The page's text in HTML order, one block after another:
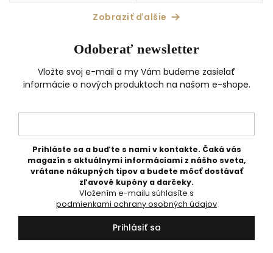
aróma lampy, kamene a
Zobraziť ďalšie
Odoberať newsletter
Vložte svoj e-mail a my Vám budeme zasielať
informácie o nových produktoch na našom e-shope.
Prihláste sa a buďte s nami v kontakte. Čaká vás
magazín s aktuálnymi informáciami z nášho sveta,
vrátane nákupných tipov a budete môcť dostávať
zľavové kupóny a darčeky.
podmienkami ochrany osobných údajov
Prihlásiť sa